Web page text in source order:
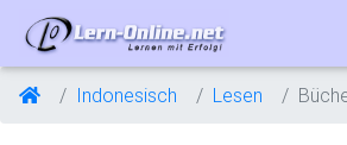
Indonesisch Lesen